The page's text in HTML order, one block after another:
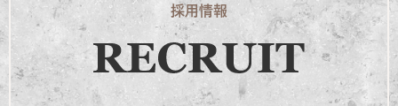
採用情報